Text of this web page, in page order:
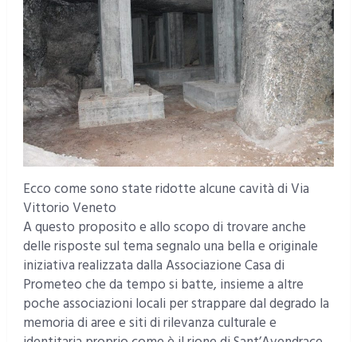
Ecco come sono state ridotte alcune cavità di Via
Vittorio Veneto
A questo proposito e allo scopo di trovare anche
delle risposte sul tema segnalo una bella e originale
iniziativa realizzata dalla Associazione Casa di
Prometeo che da tempo si batte, insieme a altre
poche associazioni locali per strappare dal degrado la
memoria di aree e siti di rilevanza culturale e